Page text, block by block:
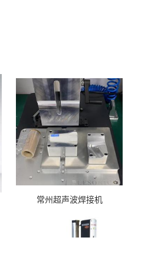
常州超声波焊接机